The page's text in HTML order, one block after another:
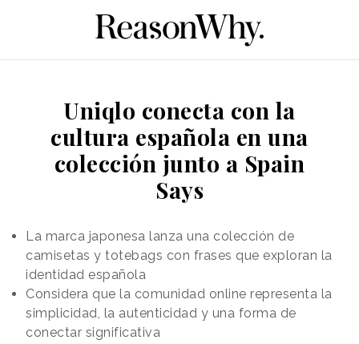
Uniqlo conecta con la
cultura española en una
colección junto a Spain
Says
La marca japonesa lanza una colección de
camisetas y totebags con frases que exploran la
identidad española
Considera que la comunidad online representa la
simplicidad, la autenticidad y una forma de
conectar significativa